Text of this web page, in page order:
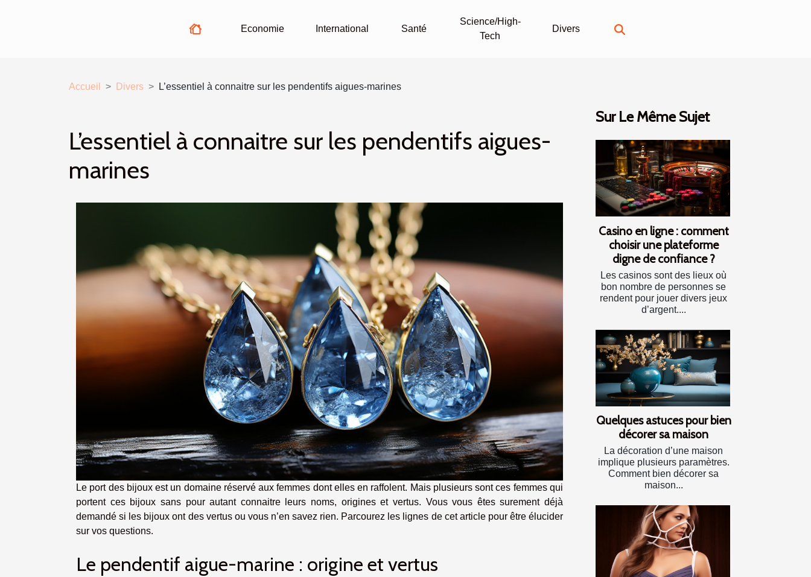
Economie International Santé
Science/High-
Tech
Divers
Accueil Divers L’essentiel à connaitre sur les pendentifs aigues-marines
L’essentiel à connaitre sur les pendentifs aigues-
marines
Le port des bijoux est un domaine réservé aux femmes dont elles en raffolent. Mais plusieurs sont ces femmes qui
portent ces bijoux sans pour autant connaitre leurs noms, origines et vertus. Vous vous êtes surement déjà
demandé si les bijoux ont des vertus ou vous n’en savez rien. Parcourez les lignes de cet article pour être élucider
sur vos questions.
Le pendentif aigue-marine : origine et vertus
Sur Le Même Sujet
Casino en ligne : comment
choisir une plateforme
digne de confiance ?
Les casinos sont des lieux où
bon nombre de personnes se
rendent pour jouer divers jeux
d’argent....
Quelques astuces pour bien
décorer sa maison
La décoration d’une maison
implique plusieurs paramètres.
Comment bien décorer sa
maison...